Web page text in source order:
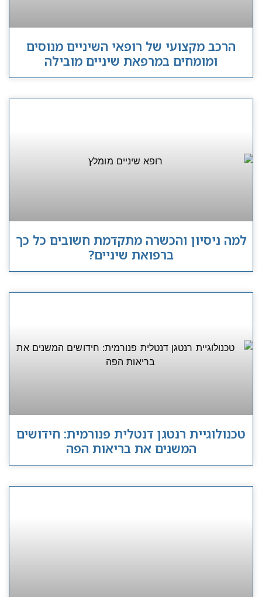
הרכב מקצועי של רופאי השיניים מנוסים
ומומחים במרפאת שיניים מובילה
למה ניסיון והכשרה מתקדמת חשובים כל כך
ברפואת שיניים?
טכנולוגיית רנטגן דנטלית פנורמית: חידושים
המשנים את בריאות הפה